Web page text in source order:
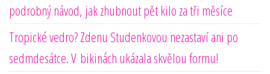
podrobný návod, jak zhubnout pět kilo za tři měsíce
Tropické vedro? Zdenu Studenkovou nezastaví ani po
sedmdesátce. V bikinách ukázala skvělou formu!